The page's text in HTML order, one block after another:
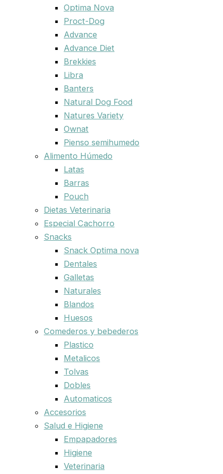
Optima Nova
Proct-Dog
Advance
Advance Diet
Brekkies
Libra
Banters
Natural Dog Food
Natures Variety
Ownat
Pienso semihumedo
Alimento Húmedo
Latas
Barras
Pouch
Dietas Veterinaria
Especial Cachorro
Snacks
Snack Optima nova
Dentales
Galletas
Naturales
Blandos
Huesos
Comederos y bebederos
Plastico
Metalicos
Tolvas
Dobles
Automaticos
Accesorios
Salud e Higiene
Empapadores
Higiene
Veterinaria